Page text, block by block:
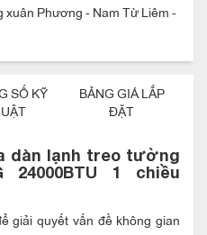
xuân Phương - Nam Từ Liêm -
SỐ KỸ
BẢNG GIÁ LẮP
ĐẶT
dàn lạnh treo tường
24000BTU 1 chiều
giải quyết vấn đề không gian